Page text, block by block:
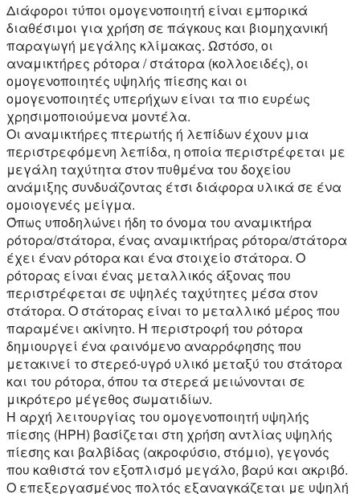
Διάφοροι τύποι ομογενοποιητή είναι εμπορικά
διαθέσιμοι για χρήση σε πάγκους και βιομηχανική
παραγωγή μεγάλης κλίμακας. Ωστόσο, οι
αναμικτήρες ρότορα / στάτορα (κολλοειδές), οι
ομογενοποιητές υψηλής πίεσης και οι
ομογενοποιητές υπερήχων είναι τα πιο ευρέως
χρησιμοποιούμενα μοντέλα.
Οι αναμικτήρες πτερωτής ή λεπίδων έχουν μια
περιστρεφόμενη λεπίδα, η οποία περιστρέφεται με
μεγάλη ταχύτητα στον πυθμένα του δοχείου
ανάμιξης συνδυάζοντας έτσι διάφορα υλικά σε ένα
ομοιογενές μείγμα.
Όπως υποδηλώνει ήδη το όνομα του αναμικτήρα
ρότορα/στάτορα, ένας αναμικτήρας ρότορα/στάτορα
έχει έναν ρότορα και ένα στοιχείο στάτορα. Ο
ρότορας είναι ένας μεταλλικός άξονας που
περιστρέφεται σε υψηλές ταχύτητες μέσα στον
στάτορα. Ο στάτορας είναι το μεταλλικό μέρος που
παραμένει ακίνητο. Η περιστροφή του ρότορα
δημιουργεί ένα φαινόμενο αναρρόφησης που
μετακινεί το στερεό-υγρό υλικό μεταξύ του στάτορα
και του ρότορα, όπου τα στερεά μειώνονται σε
μικρότερο μέγεθος σωματιδίων.
Η αρχή λειτουργίας του ομογενοποιητή υψηλής
πίεσης (HPH) βασίζεται στη χρήση αντλίας υψηλής
πίεσης και βαλβίδας (ακροφύσιο, στόμιο), γεγονός
που καθιστά τον εξοπλισμό μεγάλο, βαρύ και ακριβό.
Ο επεξεργασμένος πολτός εξαναγκάζεται με υψηλή